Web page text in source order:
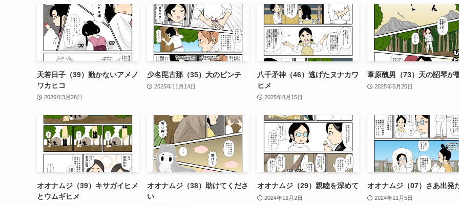
天若日子（39）動かないアメノ
ワカヒコ
2026年3月28日
少名毘古那（35）大のピンチ
2025年11月14日
八千矛神（46）逃げたヌナカワ
ヒメ
2025年8月15日
葦原醜男（73）天の詔琴が
2025年5月20日
オオナムジ（39）キサガイヒメ
とウムギヒメ
オオナムジ（38）助けてくださ
い
オオナムジ（29）親睦を深めて
2024年12月2日
オオナムジ（07）さあ出発
2024年11月5日